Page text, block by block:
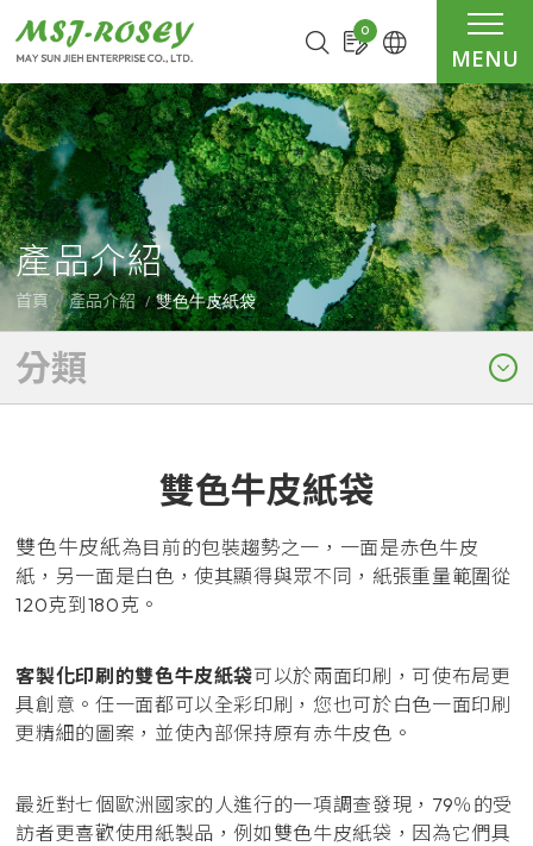
MENU
0
產品介紹
首頁 產品介紹 雙色牛皮紙袋
分類
雙色牛皮紙袋
雙色牛皮紙為目前的包裝趨勢之一，一面是赤色牛皮
紙，另一面是白色，使其顯得與眾不同，紙張重量範圍從
120克到180克。
客製化印刷的雙色牛皮紙袋可以於兩面印刷，可使布局更
具創意。任一面都可以全彩印刷，您也可於白色一面印刷
更精細的圖案，並使內部保持原有赤牛皮色。
最近對七個歐洲國家的人進行的一項調查發現，79％的受
訪者更喜歡使用紙製品，例如雙色牛皮紙袋，因為它們具
Cookie管理面板